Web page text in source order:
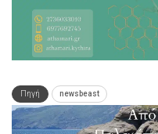
Πηγή newsbeast